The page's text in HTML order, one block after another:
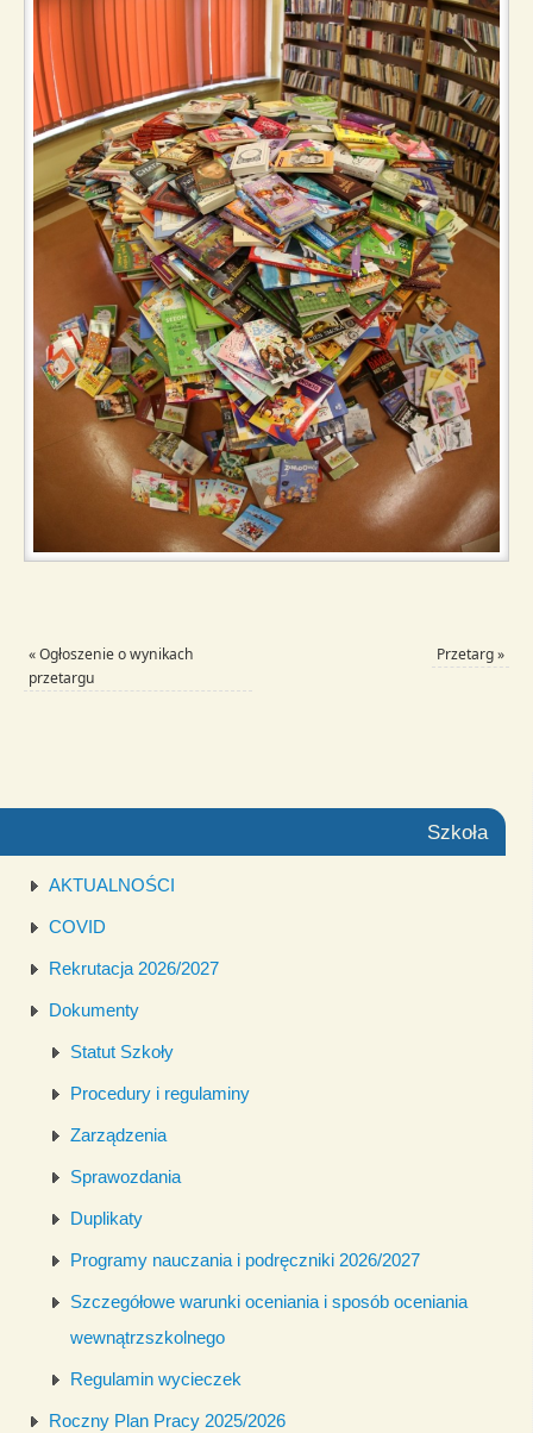
«Ogłoszenie o wynikach
przetargu
Przetarg»
Szkoła
AKTUALNOŚCI
COVID
Rekrutacja 2026/2027
Dokumenty
Statut Szkoły
Procedury i regulaminy
Zarządzenia
Sprawozdania
Duplikaty
Programy nauczania i podręczniki 2026/2027
Szczegółowe warunki oceniania i sposób oceniania
wewnątrzszkolnego
Regulamin wycieczek
Roczny Plan Pracy 2025/2026